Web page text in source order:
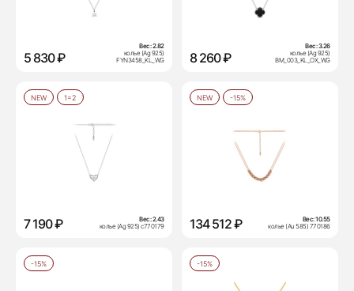
5 830 ₽
Вес:2.82
колье (Ag 925)
FYN3458_KL_WG
8 260 ₽
Вес:3.26
колье (Ag 925)
BM_003_KL_OX_WG
NEW 1=2
7 190 ₽ Вес:2.43
колье (Ag 925) с770179
NEW -15%
134 512 ₽ Вес:10.55
колье (Au 585) 770186
-15% -15%